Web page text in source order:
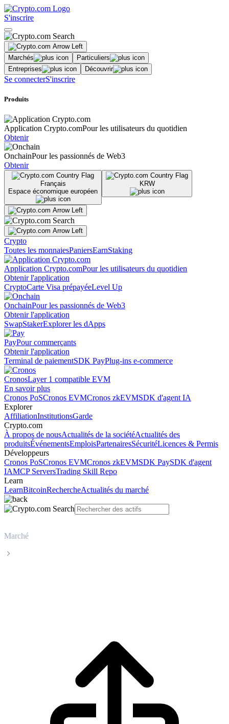
S'inscrire
Marchés
Particuliers
Entreprises
Découvrir
Se connecterS'inscrire
Produits
Application Crypto.comPour les utilisateurs du quotidien
Obtenir
OnchainPour les passionnés de Web3
Obtenir
Français
Espace économique européen
KRW
Crypto
Toutes les monnaiesPaniersEarnStaking
Application Crypto.comPour les utilisateurs du quotidien
Obtenir l'application
CryptoCarte Visa prépayéeLevel Up
OnchainPour les passionnés de Web3
Obtenir l'application
SwapStakerExplorer les dApps
PayPour commerçants
Obtenir l'application
Terminal de paiementSDK PayPlug-ins e-commerce
CronosLayer 1 compatible EVM
En savoir plus
Cronos PoSCronos EVMCronos zkEVMSDK d'agent IA
Explorer
AffiliationInstitutionsGarde
Crypto.com
À propos de nousActualités de la sociétéActualités des
produitsÉvénementsEmploisPartenairesSécuritéLicences & Permis
Développeurs
Cronos PoSCronos EVMCronos zkEVMSDK PaySDK d'agent
IAMCP ServersTrading Skill Repo
Learn
LearnBitcoinRechercheActualités du marché
Marché